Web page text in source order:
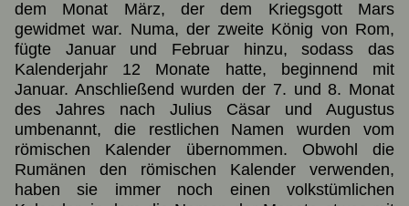
dem Monat März, der dem Kriegsgott Mars
gewidmet war. Numa, der zweite König von Rom,
fügte Januar und Februar hinzu, sodass das
Kalenderjahr 12 Monate hatte, beginnend mit
Januar. Anschließend wurden der 7. und 8. Monat
des Jahres nach Julius Cäsar und Augustus
umbenannt, die restlichen Namen wurden vom
römischen Kalender übernommen. Obwohl die
Rumänen den römischen Kalender verwenden,
haben sie immer noch einen volkstümlichen